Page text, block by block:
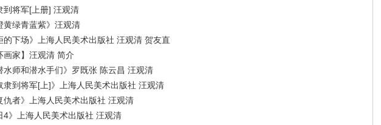
到将军[上册] 汪观清
黄绿青蓝紫》汪观清
的下场》上海人民美术出版社 汪观清 贺友直
画家】汪观清 简介
水师和潜水手们》罗既张 陈云昌 汪观清
隶到将军[上]》上海人民美术出版社 汪观清
仇者》上海人民美术出版社 汪观清
4》上海人民美术出版社 汪观清